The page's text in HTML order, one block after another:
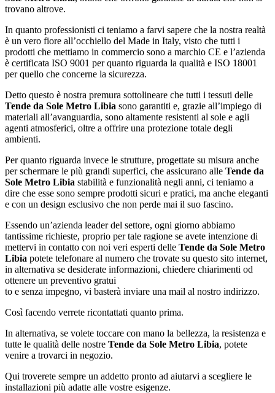
trovano altrove.
In quanto professionisti ci teniamo a farvi sapere che la nostra realtà
è un vero fiore all’occhiello del Made in Italy, visto che tutti i
prodotti che mettiamo in commercio sono a marchio CE e l’azienda
è certificata ISO 9001 per quanto riguarda la qualità e ISO 18001
per quello che concerne la sicurezza.
Detto questo è nostra premura sottolineare che tutti i tessuti delle
Tende da Sole Metro Libia sono garantiti e, grazie all’impiego di
materiali all’avanguardia, sono altamente resistenti al sole e agli
agenti atmosferici, oltre a offrire una protezione totale degli
ambienti.
Per quanto riguarda invece le strutture, progettate su misura anche
per schermare le più grandi superfici, che assicurano alle Tende da
Sole Metro Libia stabilità e funzionalità negli anni, ci teniamo a
dire che esse sono sempre prodotti sicuri e pratici, ma anche eleganti
e con un design esclusivo che non perde mai il suo fascino.
Essendo un’azienda leader del settore, ogni giorno abbiamo
tantissime richieste, proprio per tale ragione se avete intenzione di
mettervi in contatto con noi veri esperti delle Tende da Sole Metro
Libia potete telefonare al numero che trovate su questo sito internet,
in alternativa se desiderate informazioni, chiedere chiarimenti od
ottenere un preventivo gratui
to e senza impegno, vi basterà inviare una mail al nostro indirizzo.
Così facendo verrete ricontattati quanto prima.
In alternativa, se volete toccare con mano la bellezza, la resistenza e
tutte le qualità delle nostre Tende da Sole Metro Libia, potete
venire a trovarci in negozio.
Qui troverete sempre un addetto pronto ad aiutarvi a scegliere le
installazioni più adatte alle vostre esigenze.